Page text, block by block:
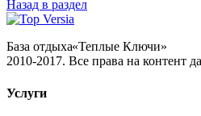
Назад в раздел
База отдыха«Теплые Ключи»
2010-2017. Все права на контент
Услуги